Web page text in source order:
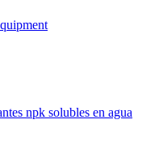
npk solubles en agua